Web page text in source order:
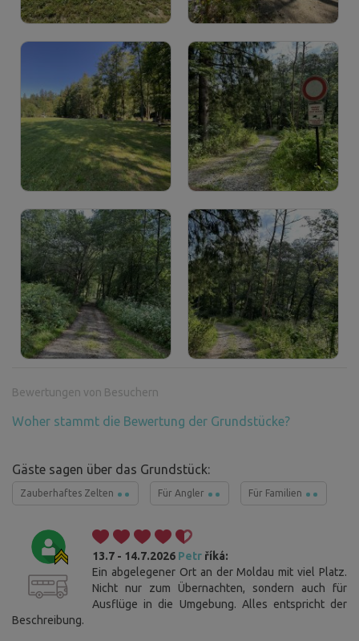
Bewertungen von Besuchern
Woher stammt die Bewertung der Grundstücke?
Gäste sagen über das Grundstück:
Zauberhaftes Zelten Für Angler Für Familien
13.7 - 14.7.2026 Petr říká:
Ein abgelegener Ort an der Moldau mit viel Platz.
Nicht nur zum Übernachten, sondern auch für
Ausflüge in die Umgebung. Alles entspricht der
Beschreibung.